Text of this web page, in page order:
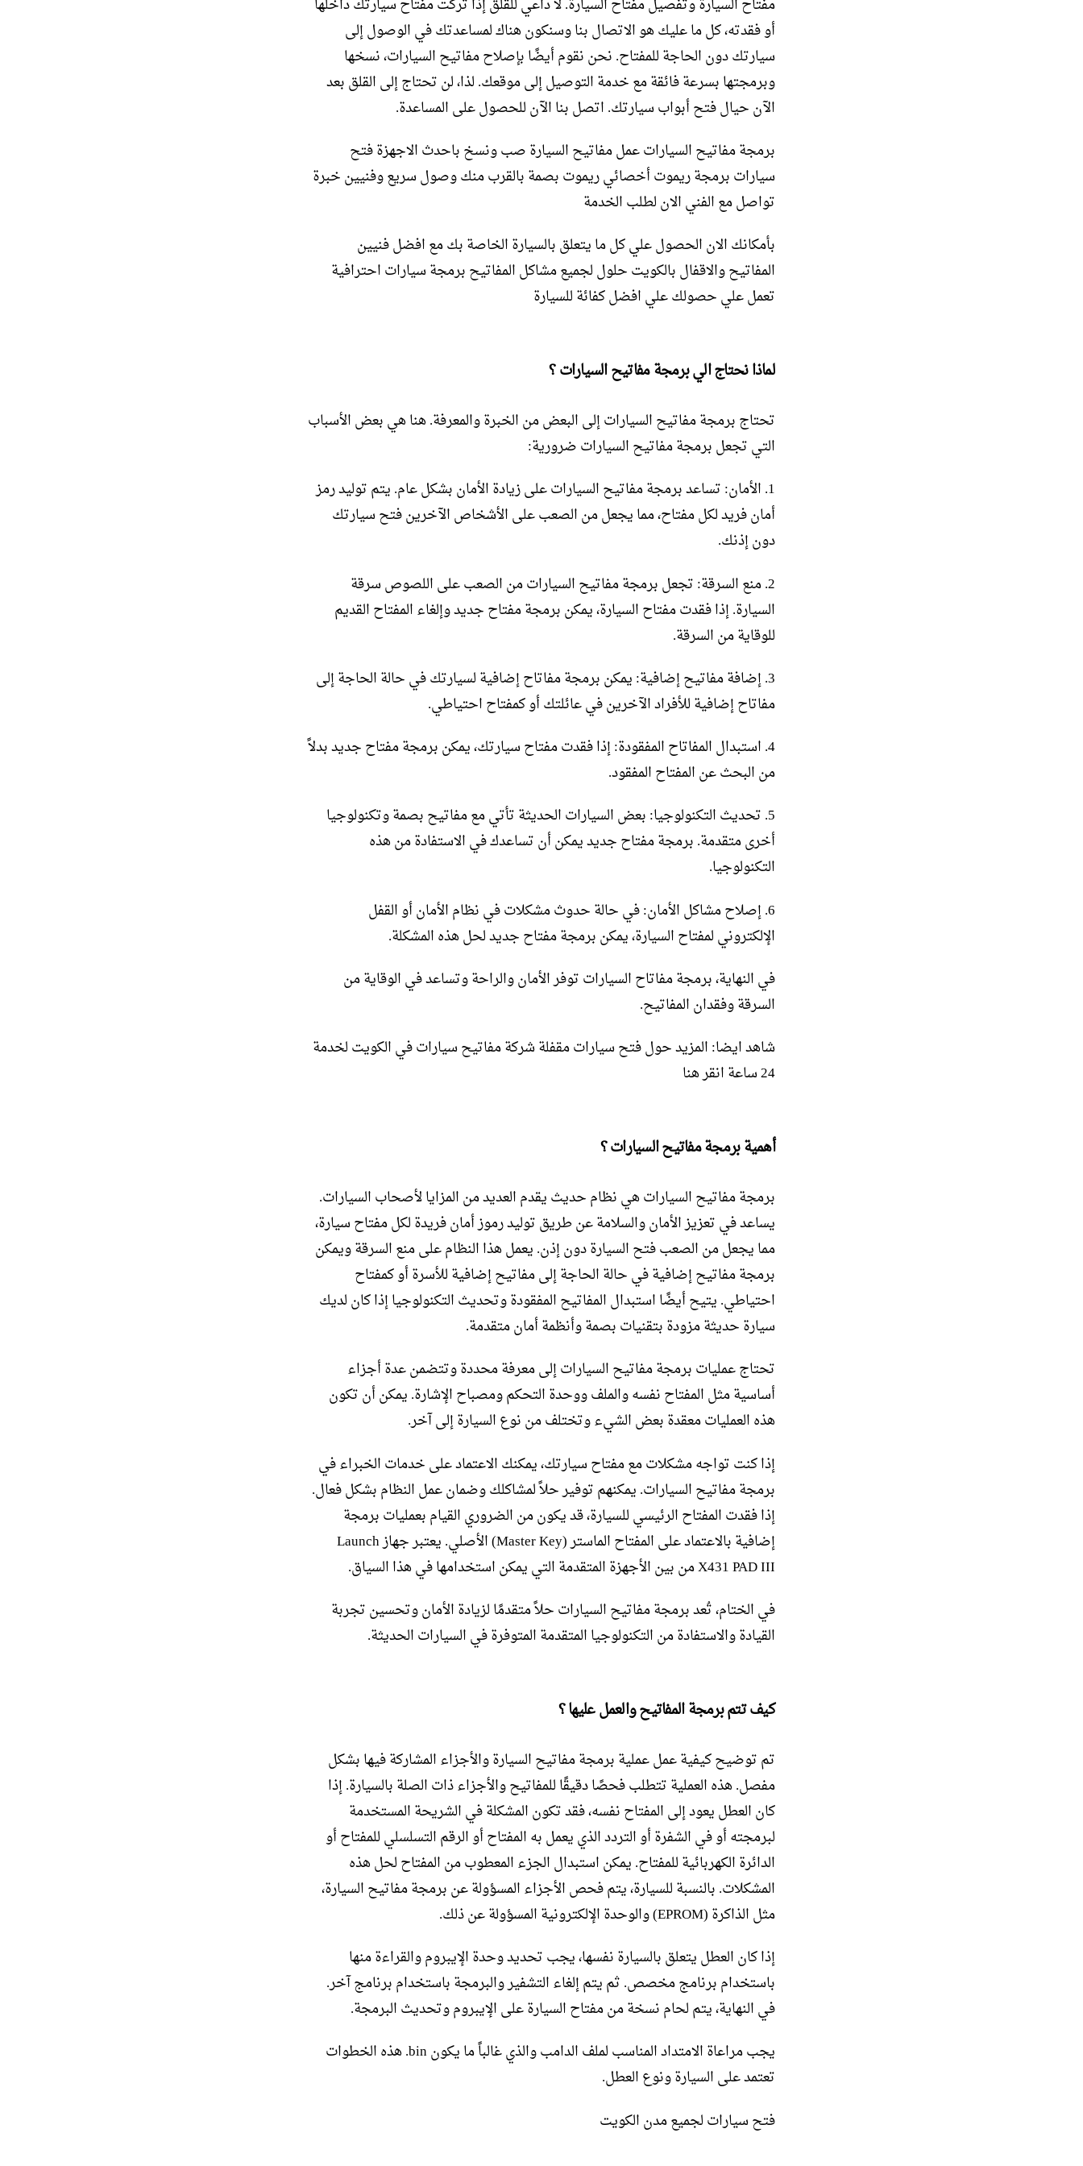
أو فقدته، كل ما عليك هو الاتصال بنا وسنكون هناك لمساعدتك في الوصول إلى
سيارتك دون الحاجة للمفتاح. نحن نقوم أيضًا بإصلاح مفاتيح السيارات، نسخها
وبرمجتها بسرعة فائقة مع خدمة التوصيل إلى موقعك. لذا، لن تحتاج إلى القلق بعد
الآن حيال فتح أبواب سيارتك. اتصل بنا الآن للحصول على المساعدة.
برمجة مفاتيح السيارات عمل مفاتيح السيارة صب ونسخ باحدث الاجهزة فتح
سيارات برمجة ريموت أخصائي ريموت بصمة بالقرب منك وصول سريع وفنيين خبرة
تواصل مع الفني الان لطلب الخدمة
بأمكانك الان الحصول علي كل ما يتعلق بالسيارة الخاصة بك مع افضل فنيين
المفاتيح والاقفال بالكويت حلول لجميع مشاكل المفاتيح برمجة سيارات احترافية
تعمل علي حصولك علي افضل كفائة للسيارة
لماذا نحتاج الي برمجة مفاتيح السيارات ؟
تحتاج برمجة مفاتيح السيارات إلى البعض من الخبرة والمعرفة. هنا هي بعض الأسباب
التي تجعل برمجة مفاتيح السيارات ضرورية:
1. الأمان: تساعد برمجة مفاتيح السيارات على زيادة الأمان بشكل عام. يتم توليد رمز
أمان فريد لكل مفتاح، مما يجعل من الصعب على الأشخاص الآخرين فتح سيارتك
دون إذنك.
2. منع السرقة: تجعل برمجة مفاتيح السيارات من الصعب على اللصوص سرقة
السيارة. إذا فقدت مفتاح السيارة، يمكن برمجة مفتاح جديد وإلغاء المفتاح القديم
للوقاية من السرقة.
3. إضافة مفاتيح إضافية: يمكن برمجة مفاتاح إضافية لسيارتك في حالة الحاجة إلى
مفاتاح إضافية للأفراد الآخرين في عائلتك أو كمفتاح احتياطي.
4. استبدال المفاتاح المفقودة: إذا فقدت مفتاح سيارتك، يمكن برمجة مفتاح جديد بدلاً
من البحث عن المفتاح المفقود.
5. تحديث التكنولوجيا: بعض السيارات الحديثة تأتي مع مفاتيح بصمة وتكنولوجيا
أخرى متقدمة. برمجة مفتاح جديد يمكن أن تساعدك في الاستفادة من هذه
التكنولوجيا.
6. إصلاح مشاكل الأمان: في حالة حدوث مشكلات في نظام الأمان أو القفل
الإلكتروني لمفتاح السيارة، يمكن برمجة مفتاح جديد لحل هذه المشكلة.
في النهاية، برمجة مفاتاح السيارات توفر الأمان والراحة وتساعد في الوقاية من
السرقة وفقدان المفاتيح.
شاهد ايضا: المزيد حول فتح سيارات مقفلة شركة مفاتيح سيارات في الكويت لخدمة
24 ساعة انقر هنا
أهمية برمجة مفاتيح السيارات ؟
برمجة مفاتيح السيارات هي نظام حديث يقدم العديد من المزايا لأصحاب السيارات.
يساعد في تعزيز الأمان والسلامة عن طريق توليد رموز أمان فريدة لكل مفتاح سيارة،
مما يجعل من الصعب فتح السيارة دون إذن. يعمل هذا النظام على منع السرقة ويمكن
برمجة مفاتيح إضافية في حالة الحاجة إلى مفاتيح إضافية للأسرة أو كمفتاح
احتياطي. يتيح أيضًا استبدال المفاتيح المفقودة وتحديث التكنولوجيا إذا كان لديك
سيارة حديثة مزودة بتقنيات بصمة وأنظمة أمان متقدمة.
تحتاج عمليات برمجة مفاتيح السيارات إلى معرفة محددة وتتضمن عدة أجزاء
أساسية مثل المفتاح نفسه والملف ووحدة التحكم ومصباح الإشارة. يمكن أن تكون
هذه العمليات معقدة بعض الشيء وتختلف من نوع السيارة إلى آخر.
إذا كنت تواجه مشكلات مع مفتاح سيارتك، يمكنك الاعتماد على خدمات الخبراء في
برمجة مفاتيح السيارات. يمكنهم توفير حلاً لمشاكلك وضمان عمل النظام بشكل فعال.
إذا فقدت المفتاح الرئيسي للسيارة، قد يكون من الضروري القيام بعمليات برمجة
إضافية بالاعتماد على المفتاح الماستر (Master Key) الأصلي. يعتبر جهاز Launch
X431 PAD III من بين الأجهزة المتقدمة التي يمكن استخدامها في هذا السياق.
في الختام، تُعد برمجة مفاتيح السيارات حلاً متقدمًا لزيادة الأمان وتحسين تجربة
القيادة والاستفادة من التكنولوجيا المتقدمة المتوفرة في السيارات الحديثة.
كيف تتم برمجة المفاتيح والعمل عليها ؟
تم توضيح كيفية عمل عملية برمجة مفاتيح السيارة والأجزاء المشاركة فيها بشكل
مفصل. هذه العملية تتطلب فحصًا دقيقًا للمفاتيح والأجزاء ذات الصلة بالسيارة. إذا
كان العطل يعود إلى المفتاح نفسه، فقد تكون المشكلة في الشريحة المستخدمة
لبرمجته أو في الشفرة أو التردد الذي يعمل به المفتاح أو الرقم التسلسلي للمفتاح أو
الدائرة الكهربائية للمفتاح. يمكن استبدال الجزء المعطوب من المفتاح لحل هذه
المشكلات. بالنسبة للسيارة، يتم فحص الأجزاء المسؤولة عن برمجة مفاتيح السيارة،
مثل الذاكرة (EPROM) والوحدة الإلكترونية المسؤولة عن ذلك.
إذا كان العطل يتعلق بالسيارة نفسها، يجب تحديد وحدة الإيبروم والقراءة منها
باستخدام برنامج مخصص. ثم يتم إلغاء التشفير والبرمجة باستخدام برنامج آخر.
في النهاية، يتم لحام نسخة من مفتاح السيارة على الإيبروم وتحديث البرمجة.
يجب مراعاة الامتداد المناسب لملف الدامب والذي غالباً ما يكون bin. هذه الخطوات
تعتمد على السيارة ونوع العطل.
فتح سيارات لجميع مدن الكويت